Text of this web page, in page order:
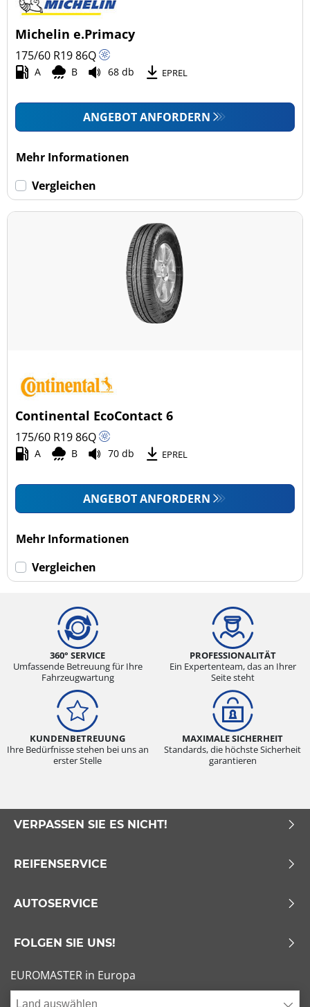
Michelin e.Primacy
175/60 R1986Q
A B 68 db EPREL
ANGEBOT ANFORDERN
Mehr Informationen
Vergleichen
Continental EcoContact 6
175/60 R1986Q
A B 70 db EPREL
ANGEBOT ANFORDERN
Mehr Informationen
Vergleichen
360° SERVICE
Umfassende Betreuung für Ihre
Fahrzeugwartung
PROFESSIONALITÄT
Ein Expertenteam, das an Ihrer
Seite steht
KUNDENBETREUUNG
Ihre Bedürfnisse stehen bei uns an
erster Stelle
MAXIMALE SICHERHEIT
Standards, die höchste Sicherheit
garantieren
VERPASSEN SIE ES NICHT!
REIFENSERVICE
AUTOSERVICE
FOLGEN SIE UNS!
EUROMASTER in Europa
Land auswählen